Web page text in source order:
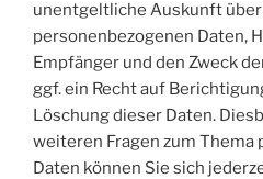
unentgeltliche Auskunft
personenbezogenen Daten,
Empfänger und den Zweck
ggf. ein Recht auf
Löschung dieser Daten.
weiteren Fragen zum Thema
Daten können Sie sich